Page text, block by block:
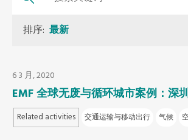
北京代表处
全球秘书处
非洲秘书处
排序: 最新
6 3 月, 2020
EMF 全球无废与循环城市案例：深
Related activities 交通运输与移动出行 气候